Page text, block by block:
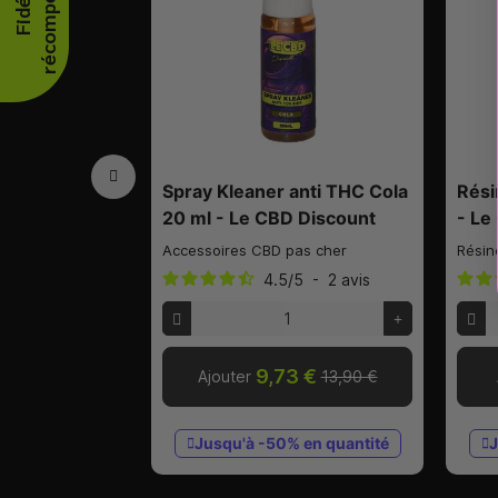
Spray Kleaner anti THC Cola
20 ml - Le CBD Discount
Accessoires CBD pas cher
4.5/5 - 2 avis
Ajouter 9,73 € 13,90 €
Jusqu'à -50% en quantité
- Le